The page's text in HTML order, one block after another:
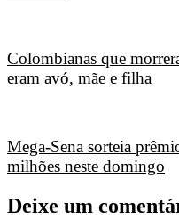
Colombianas que
eram avó, mãe e filha
Mega-Sena sorteia
milhões neste domingo
Deixe um